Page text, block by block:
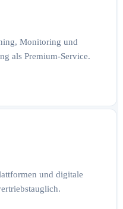
Monitoring und
als Premium-Service.
und digitale